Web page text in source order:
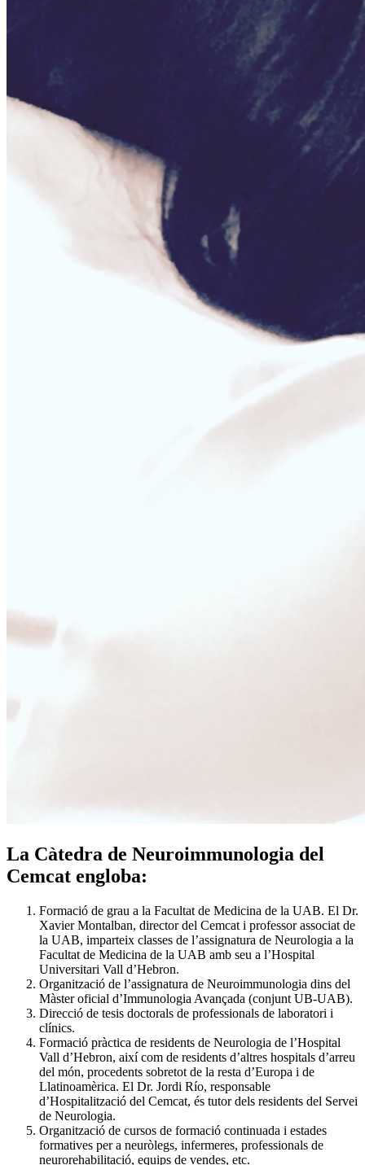
La Càtedra de Neuroimmunologia del
Cemcat engloba:
Formació de grau a la Facultat de Medicina de la UAB. El Dr.
Xavier Montalban, director del Cemcat i professor associat de
la UAB, imparteix classes de l’assignatura de Neurologia a la
Facultat de Medicina de la UAB amb seu a l’Hospital
Universitari Vall d’Hebron.
Organització de l’assignatura de Neuroimmunologia dins del
Màster oficial d’Immunologia Avançada (conjunt UB-UAB).
Direcció de tesis doctorals de professionals de laboratori i
clínics.
Formació pràctica de residents de Neurologia de l’Hospital
Vall d’Hebron, així com de residents d’altres hospitals d’arreu
del món, procedents sobretot de la resta d’Europa i de
Llatinoamèrica. El Dr. Jordi Río, responsable
d’Hospitalització del Cemcat, és tutor dels residents del Servei
de Neurologia.
Organització de cursos de formació continuada i estades
formatives per a neuròlegs, infermeres, professionals de
neurorehabilitació, equips de vendes, etc.